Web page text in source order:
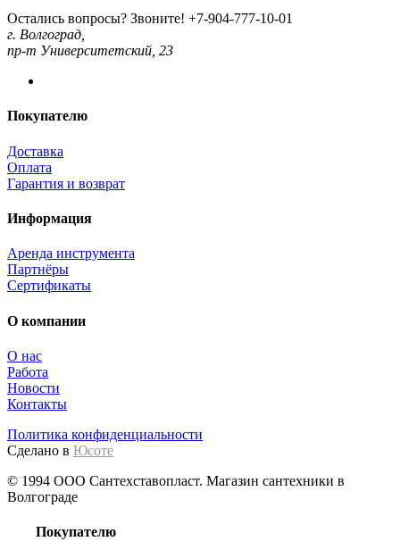
Остались вопросы? Звоните! +7-904-777-10-01
г. Волгоград,
пр-т Университетский, 23
Покупателю
Доставка
Оплата
Гарантия и возврат
Информация
Аренда инструмента
Партнёры
Сертификаты
О компании
О нас
Работа
Новости
Контакты
Политика конфиденциальности
Сделано в Юсоте
© 1994 ООО Сантехставопласт. Магазин сантехники в
Волгограде
Покупателю